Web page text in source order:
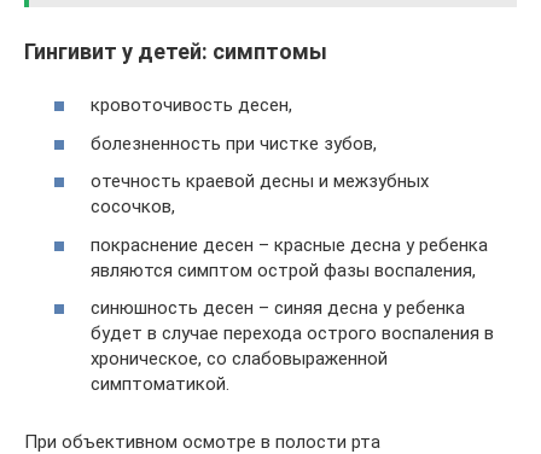
Гингивит у детей: симптомы
кровоточивость десен,
болезненность при чистке зубов,
отечность краевой десны и межзубных
сосочков,
покраснение десен – красные десна у ребенка
являются симптом острой фазы воспаления,
синюшность десен – синяя десна у ребенка
будет в случае перехода острого воспаления в
хроническое, со слабовыраженной
симптоматикой.
При объективном осмотре в полости рта